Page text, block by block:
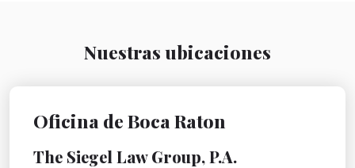
Nuestras ubicaciones
Oficina de Boca Raton
The Siegel Law Group, P.A.